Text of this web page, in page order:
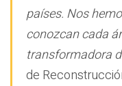
países. Nos
conozcan cada
transformadora
de